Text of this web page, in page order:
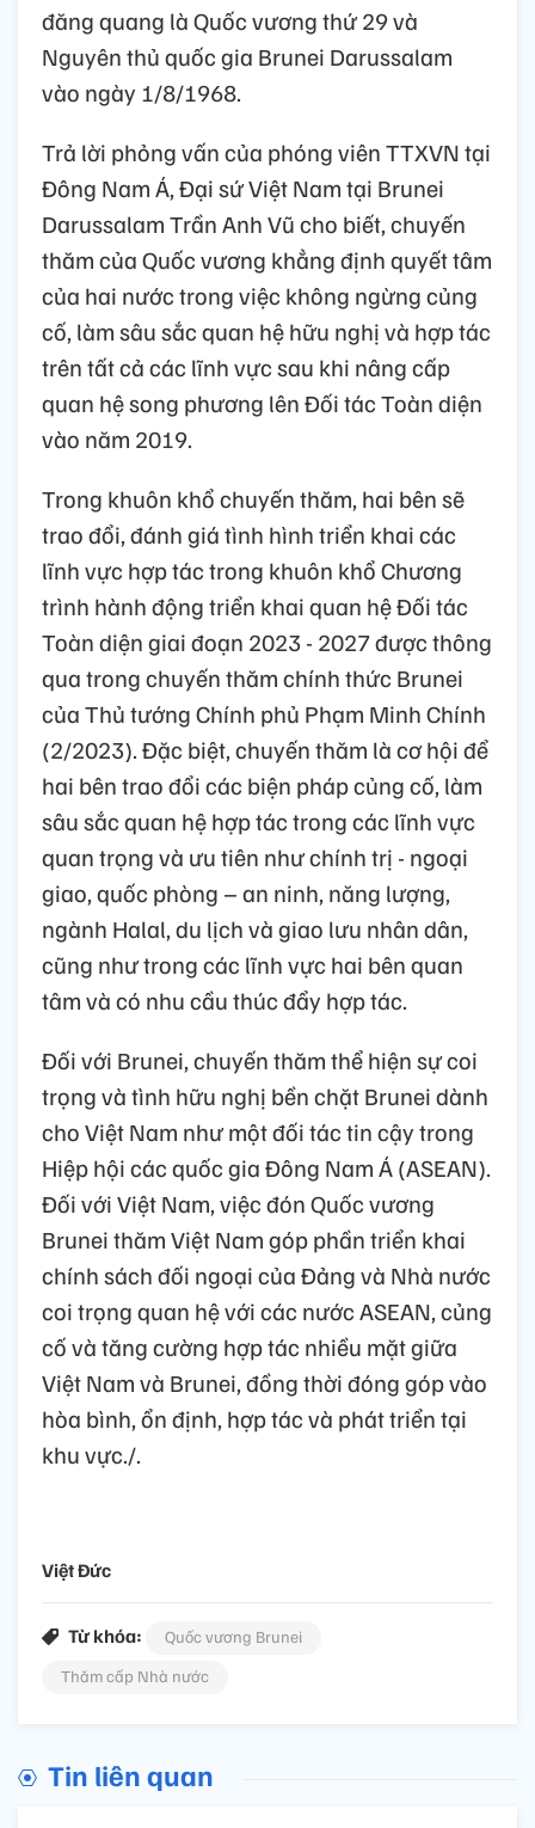
đăng quang là Quốc vương thứ 29 và
Nguyên thủ quốc gia Brunei Darussalam
vào ngày 1/8/1968.
Trả lời phỏng vấn của phóng viên TTXVN tại
Đông Nam Á, Đại sứ Việt Nam tại Brunei
Darussalam Trần Anh Vũ cho biết, chuyến
thăm của Quốc vương khẳng định quyết tâm
của hai nước trong việc không ngừng củng
cố, làm sâu sắc quan hệ hữu nghị và hợp tác
trên tất cả các lĩnh vực sau khi nâng cấp
quan hệ song phương lên Đối tác Toàn diện
vào năm 2019.
Trong khuôn khổ chuyến thăm, hai bên sẽ
trao đổi, đánh giá tình hình triển khai các
lĩnh vực hợp tác trong khuôn khổ Chương
trình hành động triển khai quan hệ Đối tác
Toàn diện giai đoạn 2023 - 2027 được thông
qua trong chuyến thăm chính thức Brunei
của Thủ tướng Chính phủ Phạm Minh Chính
(2/2023). Đặc biệt, chuyến thăm là cơ hội để
hai bên trao đổi các biện pháp củng cố, làm
sâu sắc quan hệ hợp tác trong các lĩnh vực
quan trọng và ưu tiên như chính trị - ngoại
giao, quốc phòng – an ninh, năng lượng,
ngành Halal, du lịch và giao lưu nhân dân,
cũng như trong các lĩnh vực hai bên quan
tâm và có nhu cầu thúc đẩy hợp tác.
Đối với Brunei, chuyến thăm thể hiện sự coi
trọng và tình hữu nghị bền chặt Brunei dành
cho Việt Nam như một đối tác tin cậy trong
Hiệp hội các quốc gia Đông Nam Á (ASEAN).
Đối với Việt Nam, việc đón Quốc vương
Brunei thăm Việt Nam góp phần triển khai
chính sách đối ngoại của Đảng và Nhà nước
coi trọng quan hệ với các nước ASEAN, củng
cố và tăng cường hợp tác nhiều mặt giữa
Việt Nam và Brunei, đồng thời đóng góp vào
hòa bình, ổn định, hợp tác và phát triển tại
khu vực./.
Việt Đức
Từ khóa:
Quốc vương Brunei
Thăm cấp Nhà nước
Tin liên quan